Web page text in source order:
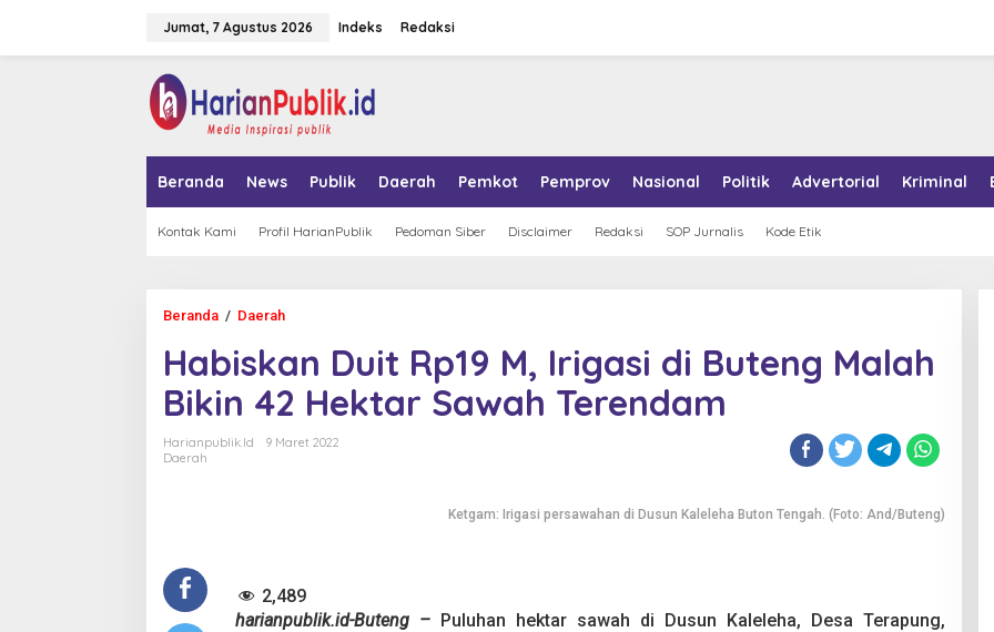
Jumat, 7 Agustus 2026 Indeks Redaksi
Beranda News Publik Daerah Pemkot Pemprov Nasional Politik Advertorial Kriminal
Kontak Kami Profil HarianPublik Pedoman Siber Disclaimer Redaksi SOP Jurnalis Kode Etik
Beranda / Daerah
b
i
s
k
1
9
Habiskan Duit Rp19 M, Irigasi di Buteng Malah
Bikin 42 Hektar Sawah Terendam
Harianpublik.id
9 Maret 2022
Daerah
Ketgam: Irigasi persawahan di Dusun Kaleleha Buton Tengah. (Foto: And/Buteng)
2,489
harianpublik.id-Buteng –Puluhan hektar sawah di Dusun Kaleleha, Desa Terapung,